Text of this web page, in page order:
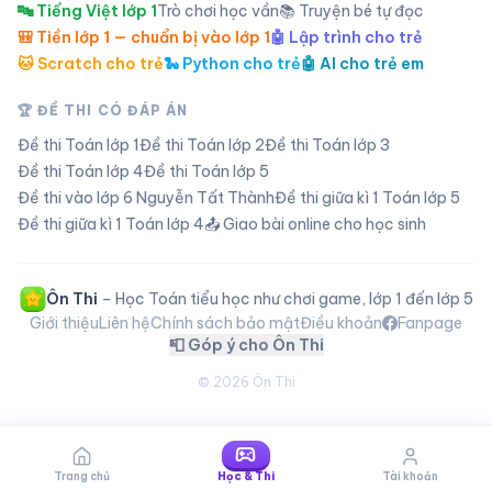
🔤 Tiếng Việt lớp 1Trò chơi học vần📚 Truyện bé tự đọc
🎒 Tiền lớp 1 — chuẩn bị vào lớp 1🤖 Lập trình cho trẻ
🐱 Scratch cho trẻ🐍 Python cho trẻ🤖 AI cho trẻ em
🏆 ĐỀ THI CÓ ĐÁP ÁN
Đề thi Toán lớp 1Đề thi Toán lớp 2Đề thi Toán lớp 3
Đề thi Toán lớp 4Đề thi Toán lớp 5
Đề thi vào lớp 6 Nguyễn Tất ThànhĐề thi giữa kì 1 Toán lớp 5
Đề thi giữa kì 1 Toán lớp 4📤 Giao bài online cho học sinh
Ôn Thi – Học Toán tiểu học như chơi game, lớp 1 đến lớp 5
Giới thiệuLiên hệChính sách bảo mậtĐiều khoản
Fanpage
📮 Góp ý cho Ôn Thi
© 2026 Ôn Thi
Trang chủ Học & Thi Tài khoản